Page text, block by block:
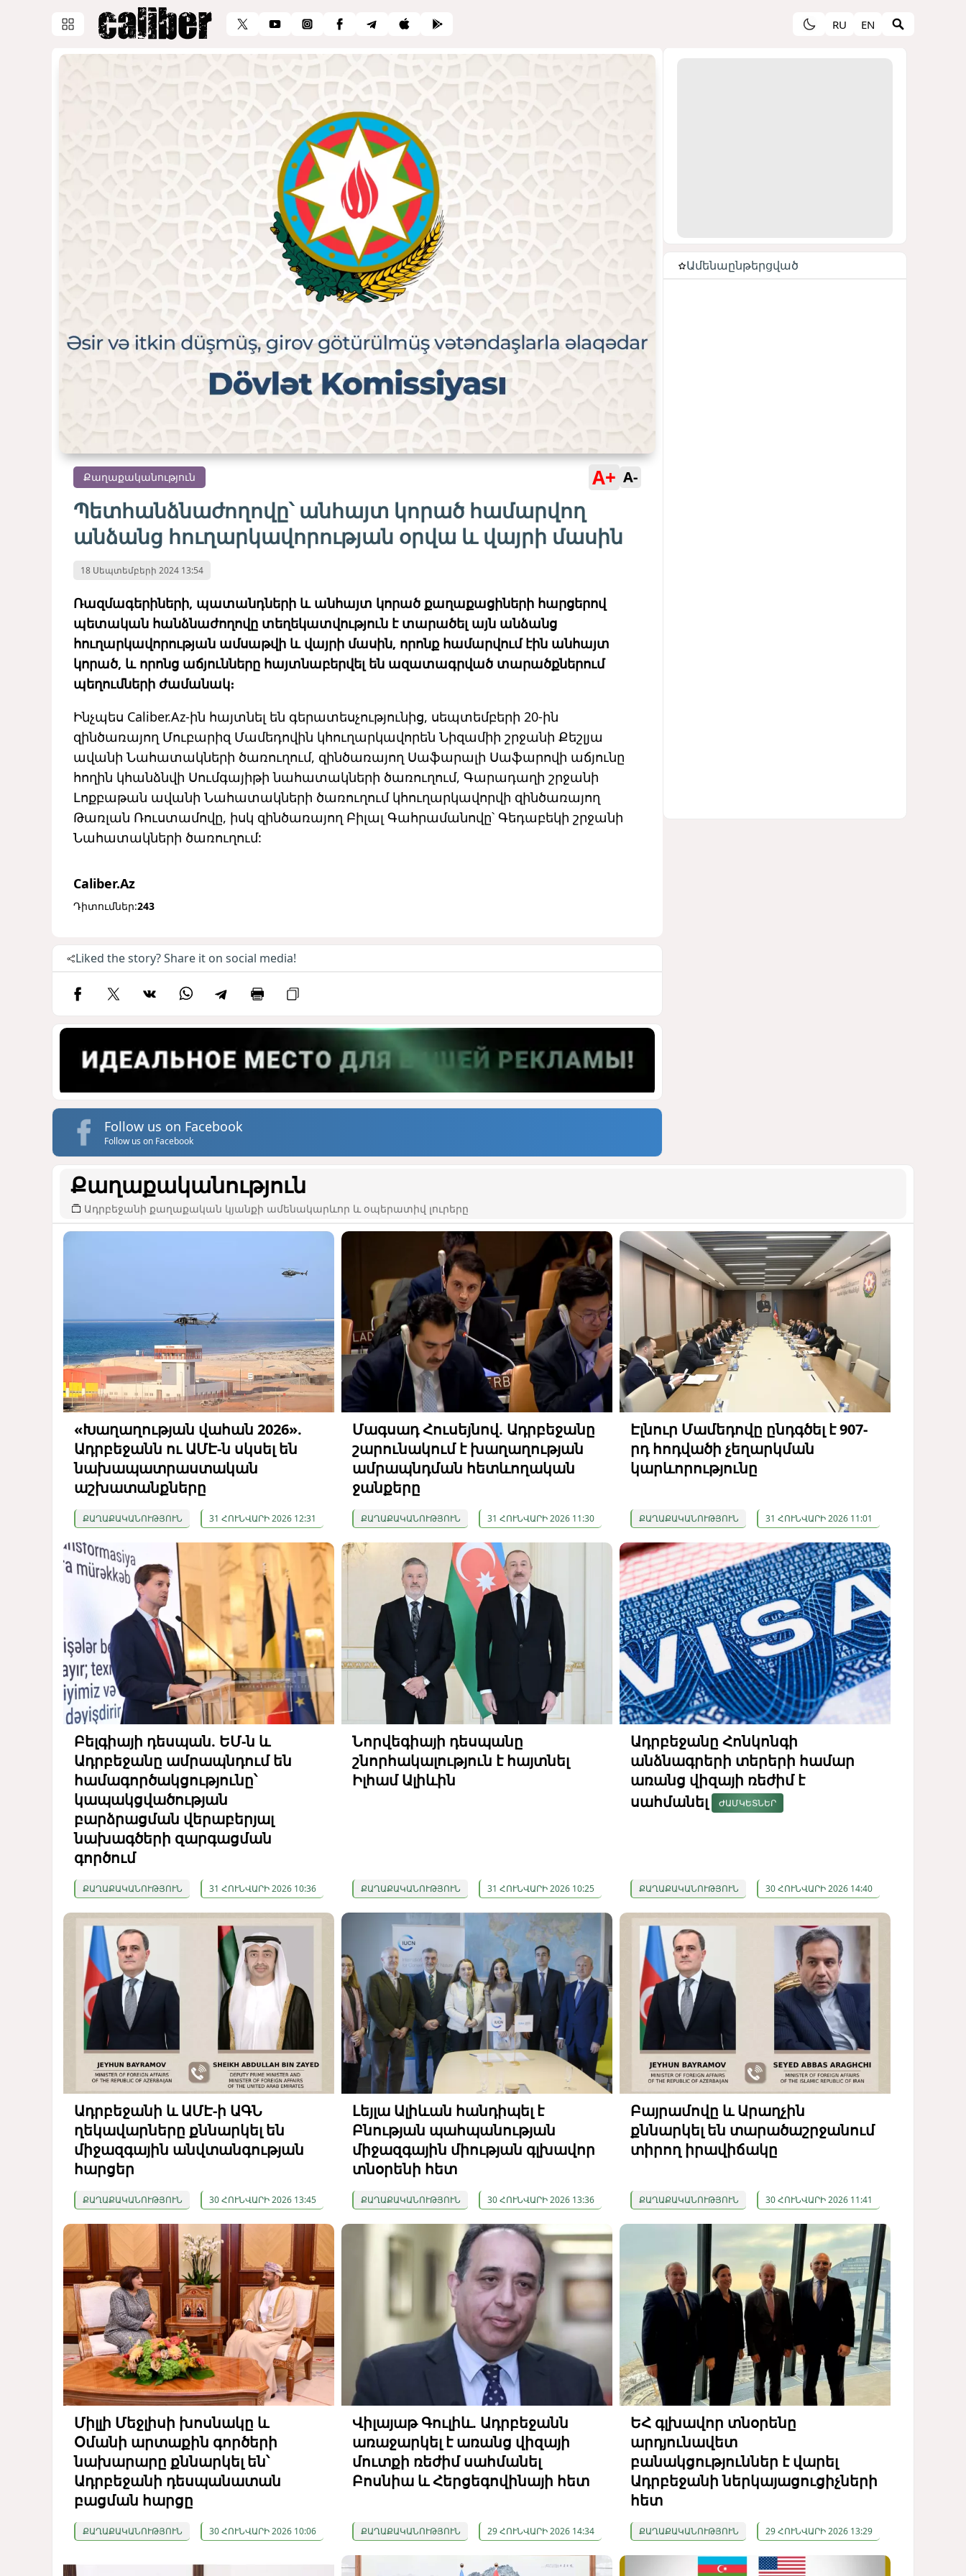
RU EN
Քաղաքականություն A+ A-
Պետհանձնաժողովը՝ անհայտ կորած համարվող
անձանց հուղարկավորության օրվա և վայրի մասին
18 Սեպտեմբերի 2024 13:54
Ռազմագերիների, պատանդների և անհայտ կորած քաղաքացիների հարցերով
պետական հանձնաժողովը տեղեկատվություն է տարածել այն անձանց
հուղարկավորության ամսաթվի և վայրի մասին, որոնք համարվում էին անհայտ
կորած, և որոնց աճյունները հայտնաբերվել են ազատագրված տարածքներում
պեղումների ժամանակ։
Ինչպես Caliber.Az-ին հայտնել են գերատեսչությունից, սեպտեմբերի 20-ին
զինծառայող Մուբարիզ Մամեդովին կհուղարկավորեն Նիզամիի շրջանի Քեշլյա
ավանի Նահատակների ծառուղում, զինծառայող Սաֆարալի Սաֆարովի աճյունը
հողին կհանձնվի Սումգայիթի նահատակների ծառուղում, Գարադաղի շրջանի
Լոքբաթան ավանի Նահատակների ծառուղում կհուղարկավորվի զինծառայող
Թառլան Ռուստամովը, իսկ զինծառայող Բիլալ Գահրամանովը՝ Գեդաբեկի շրջանի
Նահատակների ծառուղում:
Caliber.Az
Դիտումներ:243
Liked the story? Share it on social media!
Follow us on Facebook
Follow us on Facebook
Ամենաընթերցված
Քաղաքականություն
Ադրբեջանի քաղաքական կյանքի ամենակարևոր և օպերատիվ լուրերը
«Խաղաղության վահան 2026».
Ադրբեջանն ու ԱՄԷ-ն սկսել են
նախապատրաստական ​​
աշխատանքները
ՔԱՂԱՔԱԿԱՆՈՒԹՅՈՒՆ 31 ՀՈՒՆՎԱՐԻ 2026 12:31
Մագսադ Հուսեյնով. Ադրբեջանը
շարունակում է խաղաղության
ամրապնդման հետևողական
ջանքերը
ՔԱՂԱՔԱԿԱՆՈՒԹՅՈՒՆ 31 ՀՈՒՆՎԱՐԻ 2026 11:30
Էլնուր Մամեդովը ընդգծել է 907-
րդ հոդվածի չեղարկման
կարևորությունը
ՔԱՂԱՔԱԿԱՆՈՒԹՅՈՒՆ 31 ՀՈՒՆՎԱՐԻ 2026 11:01
Բելգիայի դեսպան. ԵՄ-ն և
Ադրբեջանը ամրապնդում են
համագործակցությունը՝
կապակցվածության
բարձրացման վերաբերյալ
նախագծերի զարգացման
գործում
ՔԱՂԱՔԱԿԱՆՈՒԹՅՈՒՆ 31 ՀՈՒՆՎԱՐԻ 2026 10:36
Նորվեգիայի դեսպանը
շնորհակալություն է հայտնել
Իլհամ Ալիևին
ՔԱՂԱՔԱԿԱՆՈՒԹՅՈՒՆ 31 ՀՈՒՆՎԱՐԻ 2026 10:25
Ադրբեջանը Հոնկոնգի
անձնագրերի տերերի համար
առանց վիզայի ռեժիմ է
սահմանել
ԺԱՄԿԵՏՆԵՐ
ՔԱՂԱՔԱԿԱՆՈՒԹՅՈՒՆ 30 ՀՈՒՆՎԱՐԻ 2026 14:40
Ադրբեջանի և ԱՄԷ-ի ԱԳՆ
ղեկավարները քննարկել են
միջազգային անվտանգության
հարցեր
ՔԱՂԱՔԱԿԱՆՈՒԹՅՈՒՆ 30 ՀՈՒՆՎԱՐԻ 2026 13:45
Լեյլա Ալիևան հանդիպել է
Բնության պահպանության
միջազգային միության գլխավոր
տնօրենի հետ
ՔԱՂԱՔԱԿԱՆՈՒԹՅՈՒՆ 30 ՀՈՒՆՎԱՐԻ 2026 13:36
Բայրամովը և Արաղչին
քննարկել են տարածաշրջանում
տիրող իրավիճակը
ՔԱՂԱՔԱԿԱՆՈՒԹՅՈՒՆ 30 ՀՈՒՆՎԱՐԻ 2026 11:41
Միլլի Մեջլիսի խոսնակը և
Օմանի արտաքին գործերի
նախարարը քննարկել են՝
Ադրբեջանի դեսպանատան
բացման հարցը
ՔԱՂԱՔԱԿԱՆՈՒԹՅՈՒՆ 30 ՀՈՒՆՎԱՐԻ 2026 10:06
Վիլայաթ Գուլիև. Ադրբեջանն
առաջարկել է առանց վիզայի
մուտքի ռեժիմ սահմանել
Բոսնիա և Հերցեգովինայի հետ
ՔԱՂԱՔԱԿԱՆՈՒԹՅՈՒՆ 29 ՀՈՒՆՎԱՐԻ 2026 14:34
ԵՀ գլխավոր տնօրենը
արդյունավետ
բանակցություններ է վարել
Ադրբեջանի ներկայացուցիչների
հետ
ՔԱՂԱՔԱԿԱՆՈՒԹՅՈՒՆ 29 ՀՈՒՆՎԱՐԻ 2026 13:29